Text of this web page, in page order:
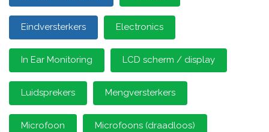
Eindversterkers Electronics
In Ear Monitoring LCD scherm / display
Luidsprekers Mengversterkers
Microfoon Microfoons (draadloos)